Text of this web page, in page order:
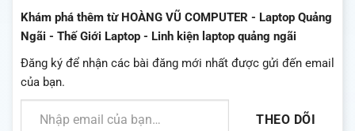
Khám phá thêm từ HOÀNG VŨ COMPUTER - Laptop Quảng
Ngãi - Thế Giới Laptop - Linh kiện laptop quảng ngãi
Đăng ký để nhận các bài đăng mới nhất được gửi đến email
của bạn.
Nhập email của bạn…
THEO DÕI